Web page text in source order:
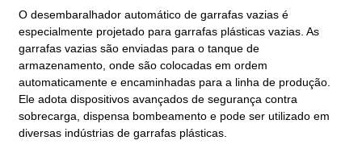
O desembaralhador automático de garrafas vazias é
especialmente projetado para garrafas plásticas vazias. As
garrafas vazias são enviadas para o tanque de
armazenamento, onde são colocadas em ordem
automaticamente e encaminhadas para a linha de produção.
Ele adota dispositivos avançados de segurança contra
sobrecarga, dispensa bombeamento e pode ser utilizado em
diversas indústrias de garrafas plásticas.